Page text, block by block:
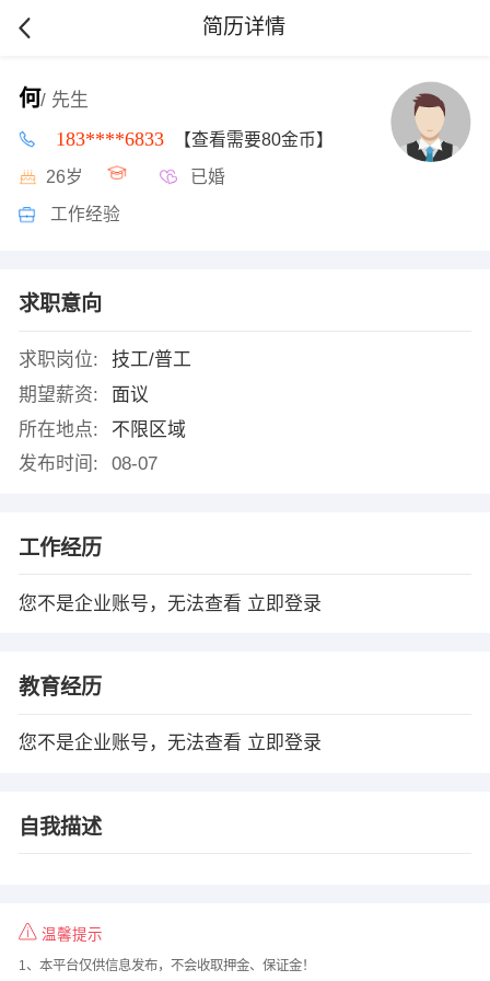
简历详情
何/ 先生
183****6833 【查看需要80金币】
26岁 已婚
工作经验
求职意向
求职岗位:
技工/普工
期望薪资:
面议
所在地点:
不限区域
发布时间:
08-07
工作经历
您不是企业账号，无法查看 立即登录
教育经历
您不是企业账号，无法查看 立即登录
自我描述
温馨提示
1、本平台仅供信息发布，不会收取押金、保证金！